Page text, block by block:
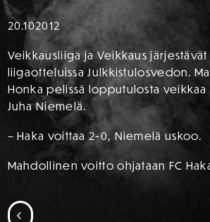
20.102012
Veikkausliiga ja Veikkaus järjestävät
liigaotteluissa Julkkistulosvedon.
Honka pelissä lopputulosta
Juha Niemelä.
– Haka voittaa 2-0, Niemelä uskoo.
Mahdollinen voitto ohjataan FC
SIIRRY EDELLISEEN